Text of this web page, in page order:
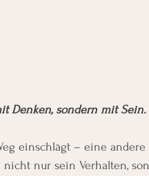
Denken, sondern mit Sein.
einschlägt – eine
nur sein Verhalten,